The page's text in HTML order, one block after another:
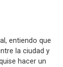
entiendo que
la ciudad y
hacer un